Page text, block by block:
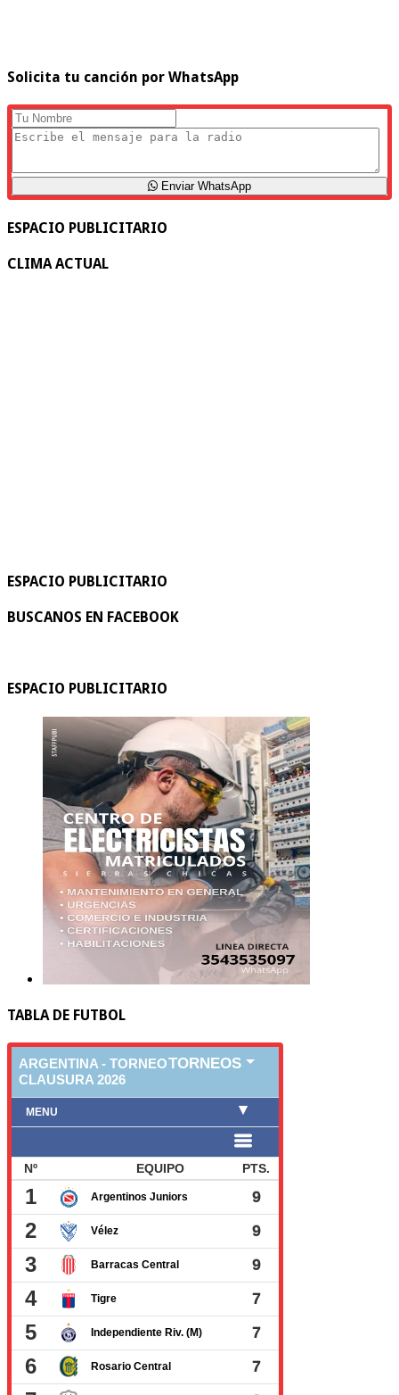
Solicita tu canción por WhatsApp
Enviar WhatsApp
ESPACIO PUBLICITARIO
CLIMA ACTUAL
ESPACIO PUBLICITARIO
BUSCANOS EN FACEBOOK
ESPACIO PUBLICITARIO
TABLA DE FUTBOL